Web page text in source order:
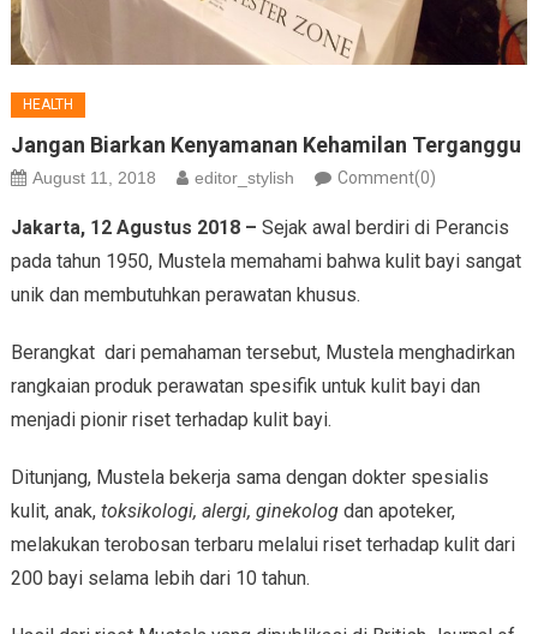
HEALTH
Jangan Biarkan Kenyamanan Kehamilan Terganggu
August 11, 2018 editor_stylish Comment(0)
Jakarta, 12 Agustus 2018 – Sejak awal berdiri di Perancis
pada tahun 1950, Mustela memahami bahwa kulit bayi sangat
unik dan membutuhkan perawatan khusus.
Berangkat dari pemahaman tersebut, Mustela menghadirkan
rangkaian produk perawatan spesifik untuk kulit bayi dan
menjadi pionir riset terhadap kulit bayi.
Ditunjang, Mustela bekerja sama dengan dokter spesialis
kulit, anak, toksikologi, alergi, ginekologdan apoteker,
melakukan terobosan terbaru melalui riset terhadap kulit dari
200 bayi selama lebih dari 10 tahun.